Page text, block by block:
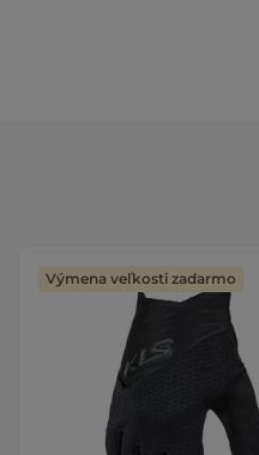
Výmena veľkosti zadarmo